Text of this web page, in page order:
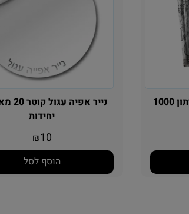
נייר פרגמנט 30/38 לבן עיתון 1000
יחידות
₪10
הוסף לסל